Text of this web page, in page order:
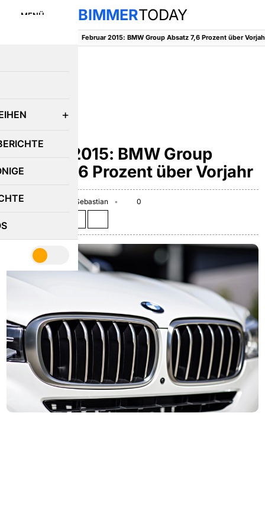
MENÜ BIMMERTODAY
Februar 2015: BMW Group Absatz 7,6 Prozent über
Februar 2015: BMW Group
Absatz 7,6 Prozent über Vorjahr
March 10, 2015 Sebastian
0